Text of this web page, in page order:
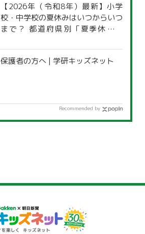
【2026年（令和8年）最新】小学
校・中学校の夏休みはいつからいつ
まで？ 都道府県別「夏季休暇一
保護者の方へ | 学研キッズネット
Recommended by